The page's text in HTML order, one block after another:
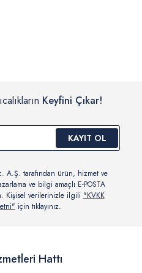
Keyfini Çıkar!
KAYIT OL
A.Ş. tarafından ürün, hizmet ve
ve bilgi amaçlı E-POSTA
Kişisel verilerinizle ilgili "KVKK
için tıklayınız.
Hattı